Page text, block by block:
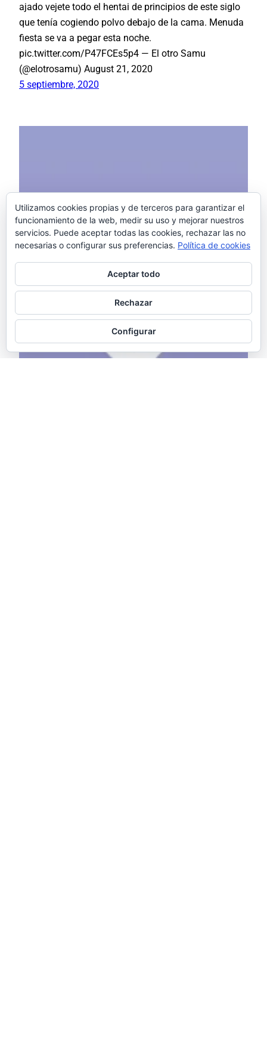
ajado vejete todo el hentai de principios de este siglo
que tenía cogiendo polvo debajo de la cama. Menuda
fiesta se va a pegar esta noche.
pic.twitter.com/P47FCEs5p4 — El otro Samu
(@elotrosamu) August 21, 2020
5 septiembre, 2020
Utilizamos cookies propias y de terceros para garantizar el
funcionamiento de la web, medir su uso y mejorar nuestros
servicios. Puede aceptar todas las cookies, rechazar las no
necesarias o configurar sus preferencias. Política de cookies
Aceptar todo
Rechazar
Configurar